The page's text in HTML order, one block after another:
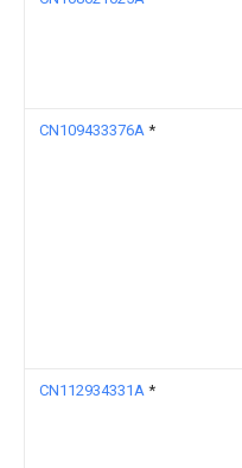
CN109433376A *
CN112934331A *